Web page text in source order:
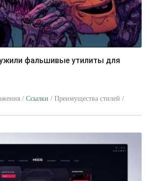
/ Ссылки / Преимущества стилей /